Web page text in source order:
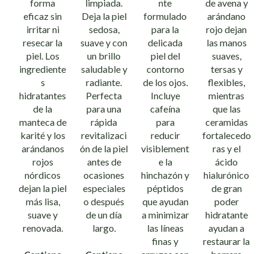
forma
eficaz sin
irritar ni
resecar la
piel. Los
ingrediente
s
hidratantes
de la
manteca de
karité y los
arándanos
rojos
nórdicos
dejan la piel
más lisa,
suave y
renovada.
limpiada.
Deja la piel
sedosa,
suave y con
un brillo
saludable y
radiante.
Perfecta
para una
rápida
revitalizaci
ón de la piel
antes de
ocasiones
especiales
o después
de un día
largo.
nte
formulado
para la
delicada
piel del
contorno
de los ojos.
Incluye
cafeína
para
reducir
visiblement
e la
hinchazón y
péptidos
que ayudan
a minimizar
las líneas
finas y
de avena y
arándano
rojo dejan
las manos
suaves,
tersas y
flexibles,
mientras
que las
ceramidas
fortalecedo
ras y el
ácido
hialurónico
de gran
poder
hidratante
ayudan a
restaurar la